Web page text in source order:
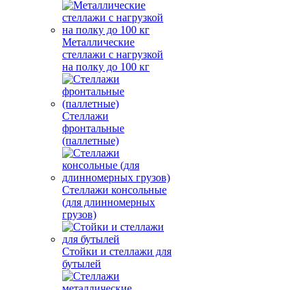
Металлические
стеллажи с нагрузкой
на полку до 100 кг
Стеллажи
фронтальные
(паллетные)
Стеллажи консольные
(для длинномерных
грузов)
Стойки и стеллажи для
бутылей